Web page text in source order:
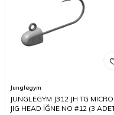
Junglegym
JUNGLEGYM J312 JH TG MICRO
JIG HEAD İĞNE NO #12 (3